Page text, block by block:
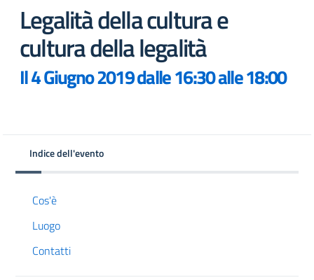
Legalità della cultura e
cultura della legalità
Il 4 Giugno 2019 dalle 16:30 alle 18:00
Indice dell'evento
Cos'è
Luogo
Contatti